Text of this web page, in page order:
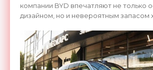
компании BYD впечатляют не только
дизайном, но и невероятным запасом
китайской